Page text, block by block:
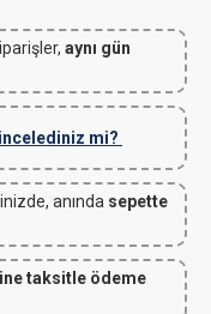
aynı gün
incelediniz mi?
anında sepette
taksitle ödeme